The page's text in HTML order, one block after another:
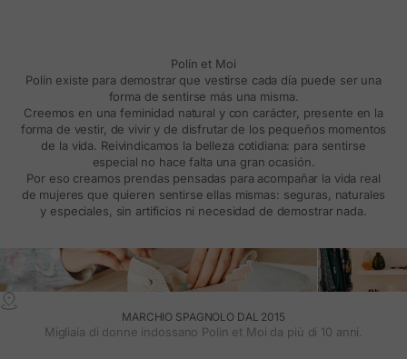
Polín et Moi
Polín existe para demostrar que vestirse cada día puede ser una
forma de sentirse más una misma.
Creemos en una feminidad natural y con carácter, presente en la
forma de vestir, de vivir y de disfrutar de los pequeños momentos
de la vida. Reivindicamos la belleza cotidiana: para sentirse
especial no hace falta una gran ocasión.
Por eso creamos prendas pensadas para acompañar la vida real
de mujeres que quieren sentirse ellas mismas: seguras, naturales
y especiales, sin artificios ni necesidad de demostrar nada.
MARCHIO SPAGNOLO DAL 2015
Migliaia di donne indossano Polin et Moi da più di 10 anni.